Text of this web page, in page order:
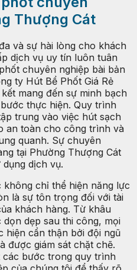
Thượng Cát
và sự hài lòng cho khách
dịch vụ uy tín luôn tuân
chuyên nghiệp bài bản
ty Hút Bể Phốt Giá Rẻ
mang đến sự minh bạch
thực hiện. Quy trình
trung vào việc hút sạch
an toàn cho công trình và
quanh. Sự chuyên
tại Phường Thượng Cát
dịch vụ.
chỉ thể hiện năng lực
là sự tôn trọng đối với tài
khách hàng. Từ khâu
dẹp sau thi công, mọi
hiện cẩn thận bởi đội ngũ
được giám sát chặt chẽ.
các bước trong quy trình